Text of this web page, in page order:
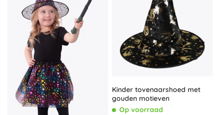
Kinder tovenaarshoed met
gouden motieven
Op voorraad